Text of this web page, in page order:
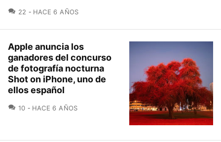
22 COMENTARIOS
HACE 6 AÑOS
Apple anuncia los
ganadores del concurso
de fotografía nocturna
Shot on iPhone, uno de
ellos español
10 COMENTARIOS
HACE 6 AÑOS